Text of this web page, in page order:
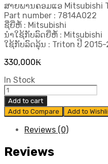
ສາຍພານຄອມແອ Mitsubishi
Part number : 7814A022
ຊື່ຍີ່ຫໍ້ : Mitsubishi
ນຳໃຊ້ກັບລົດຍີ່ຫໍ້ : Mitsubishi
ໃຊ້ກັບລົດລຸ້ນ : Triton ປີ 2015-
330,000₭
In Stock
ສາຍ
ພານ
ຄອມ
ແອ
Mitsubishi
(4D56) ແທ້
ສູນ
Add to cart
Add to Compare
Add to
Reviews (0)
Reviews